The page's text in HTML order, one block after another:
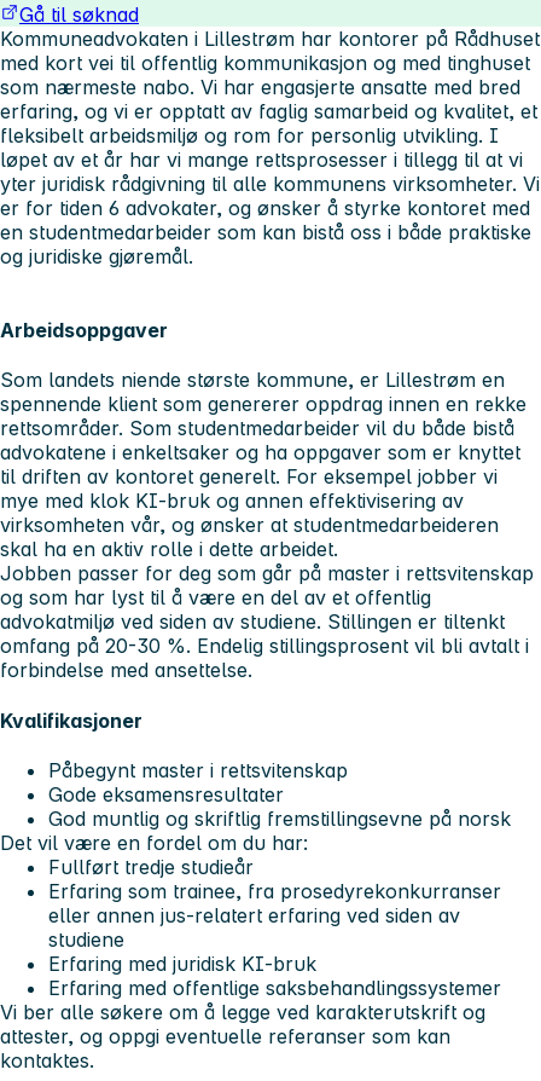
Gå til søknad
Kommuneadvokaten i Lillestrøm har kontorer på Rådhuset
med kort vei til offentlig kommunikasjon og med tinghuset
som nærmeste nabo. Vi har engasjerte ansatte med bred
erfaring, og vi er opptatt av faglig samarbeid og kvalitet, et
fleksibelt arbeidsmiljø og rom for personlig utvikling. I
løpet av et år har vi mange rettsprosesser i tillegg til at vi
yter juridisk rådgivning til alle kommunens virksomheter. Vi
er for tiden 6 advokater, og ønsker å styrke kontoret med
en studentmedarbeider som kan bistå oss i både praktiske
og juridiske gjøremål.
Arbeidsoppgaver
Som landets niende største kommune, er Lillestrøm en
spennende klient som genererer oppdrag innen en rekke
rettsområder. Som studentmedarbeider vil du både bistå
advokatene i enkeltsaker og ha oppgaver som er knyttet
til driften av kontoret generelt. For eksempel jobber vi
mye med klok KI-bruk og annen effektivisering av
virksomheten vår, og ønsker at studentmedarbeideren
skal ha en aktiv rolle i dette arbeidet.
Jobben passer for deg som går på master i rettsvitenskap
og som har lyst til å være en del av et offentlig
advokatmiljø ved siden av studiene. Stillingen er tiltenkt
omfang på 20-30 %. Endelig stillingsprosent vil bli avtalt i
forbindelse med ansettelse.
Kvalifikasjoner
Påbegynt master i rettsvitenskap
Gode eksamensresultater
God muntlig og skriftlig fremstillingsevne på norsk
Det vil være en fordel om du har:
Fullført tredje studieår
Erfaring som trainee, fra prosedyrekonkurranser
eller annen jus-relatert erfaring ved siden av
studiene
Erfaring med juridisk KI-bruk
Erfaring med offentlige saksbehandlingssystemer
Vi ber alle søkere om å legge ved karakterutskrift og
attester, og oppgi eventuelle referanser som kan
kontaktes.